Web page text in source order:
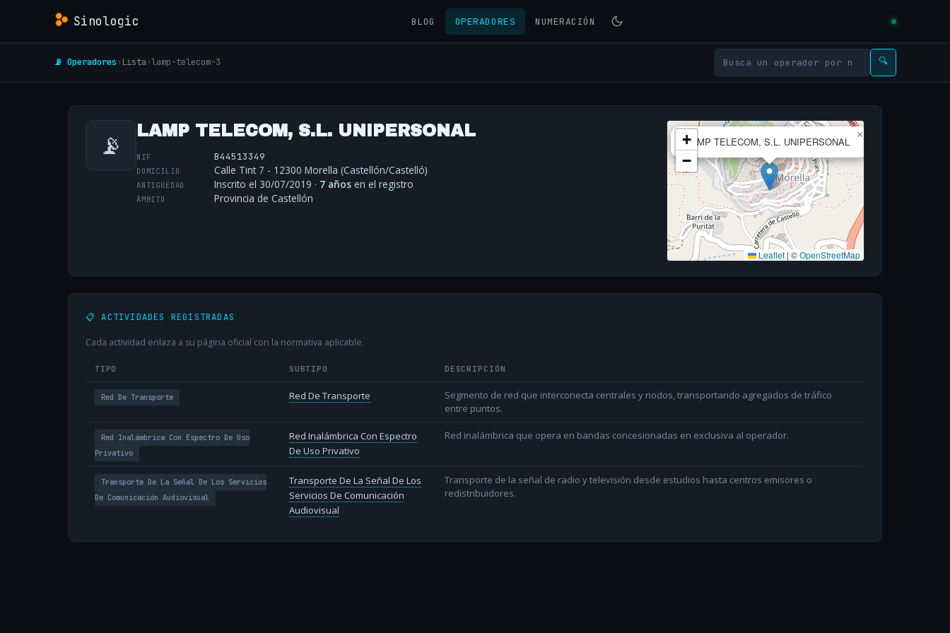
Sinologic BLOG OPERADORES NUMERACIÓN
📡 Operadores› Lista›lamp-telecom-3 🔍
📡 LAMP TELECOM, S.L. UNIPERSONAL
NIF B44513349
DOMICILIO Calle Tint 7 - 12300 Morella (Castellón/Castelló)
ANTIGÜEDAD Inscrito el 30/07/2019 · 7 años en el registro
ÁMBITO Provincia de Castellón
LAMP TELECOM, S.L. UNIPERSONAL
×
+
−
Leaflet | ©OpenStreetMap
📋 ACTIVIDADES REGISTRADAS
Cada actividad enlaza a su página oficial con la normativa aplicable.
TIPO SUBTIPO DESCRIPCIÓN
Red De Transporte Red De Transporte
Segmento de red que interconecta centrales y nodos, transportando agregados de tráfico
entre puntos.
Red Inalámbrica Con Espectro De Uso
Privativo
Red Inalámbrica Con Espectro
De Uso Privativo
Red inalámbrica que opera en bandas concesionadas en exclusiva al operador.
Transporte De La Señal De Los Servicios
De Comunicación Audiovisual
Transporte De La Señal De Los
Servicios De Comunicación
Audiovisual
Transporte de la señal de radio y televisión desde estudios hasta centros emisores o
redistribuidores.